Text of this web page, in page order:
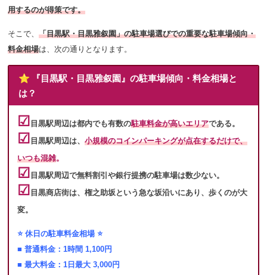
用するのが得策です。
そこで、「目黒駅・目黒雅叙園」の駐車場選びでの重要な駐車場傾向・
料金相場は、次の通りとなります。
⭐️ 『目黒駅・目黒雅叙園』の駐車場傾向・料金相場と
は？
☑︎ 目黒駅周辺は都内でも有数の駐車料金が高いエリアである。
☑︎ 目黒駅周辺は、小規模のコインパーキングが点在するだけで、
いつも混雑。
☑︎ 目黒駅周辺で無料割引や銀行提携の駐車場は数少ない。
☑︎ 目黒商店街は、権之助坂という急な坂沿いにあり、歩くのが大
変。
⭐️ 休日の駐車料金相場 ⭐️
■ 普通料金：1時間 1,100円
■ 最大料金：1日最大 3,000円